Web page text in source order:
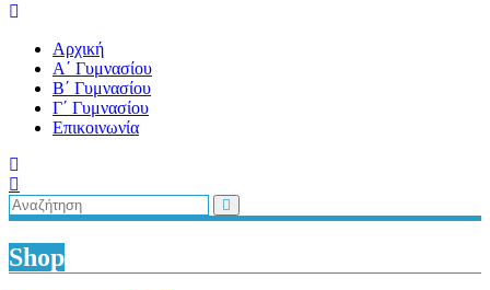
Αρχική
Α΄ Γυμνασίου
Β΄ Γυμνασίου
Γ΄ Γυμνασίου
Επικοινωνία
Shop